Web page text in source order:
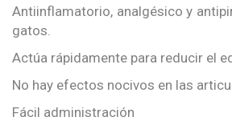
Antiinflamatorio, analgésico y
gatos.
Actúa rápidamente para reducir el
No hay efectos nocivos en las
Fácil administración